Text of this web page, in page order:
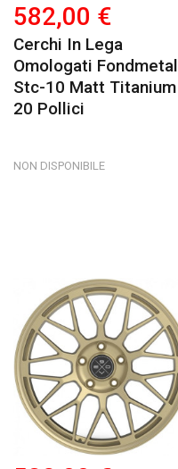
582,00 €
Cerchi In Lega
Omologati Fondmetal
Stc-10 Matt Titanium
20 Pollici
NON DISPONIBILE